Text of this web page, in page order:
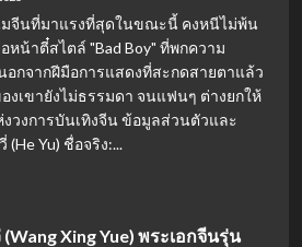
จีนที่มาแรงที่สุดในขณะนี้ คงหนีไม่พ้น
หน้าตี๋สไตล์ "Bad Boy" ที่พกความ
กจากฝีมือการแสดงที่สะกดสายตาแล้ว
เขายังไม่ธรรมดา จนแฟนๆ ต่างยกให้
งวงการบันเทิงจีน ข้อมูลส่วนตัวและ
Yu) ชื่อจริง:...
(Wang Xing Yue) พระเอกจีนรุ่น